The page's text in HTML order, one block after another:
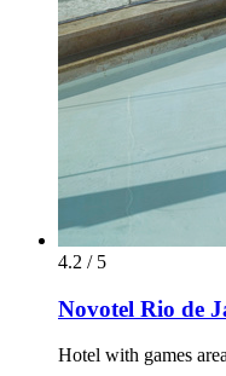
4.2 / 5
Novotel Rio de
Hotel with games